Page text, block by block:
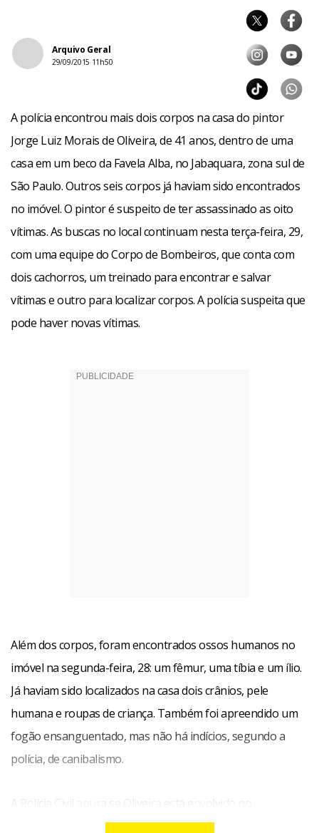
Arquivo Geral
29/09/2015 11h50
A polícia encontrou mais dois corpos na casa do pintor
Jorge Luiz Morais de Oliveira, de 41 anos, dentro de uma
casa em um beco da Favela Alba, no Jabaquara, zona sul de
São Paulo. Outros seis corpos já haviam sido encontrados
no imóvel. O pintor é suspeito de ter assassinado as oito
vítimas. As buscas no local continuam nesta terça-feira, 29,
com uma equipe do Corpo de Bombeiros, que conta com
dois cachorros, um treinado para encontrar e salvar
vítimas e outro para localizar corpos. A polícia suspeita que
pode haver novas vítimas.
Além dos corpos, foram encontrados ossos humanos no
imóvel na segunda-feira, 28: um fêmur, uma tíbia e um ílio.
Já haviam sido localizados na casa dois crânios, pele
humana e roupas de criança. Também foi apreendido um
fogão ensanguentado, mas não há indícios, segundo a
polícia, de canibalismo.
A Polícia Civil apura se Oliveira está envolvido no
desaparecimento de pelo menos outras cinco pessoas na